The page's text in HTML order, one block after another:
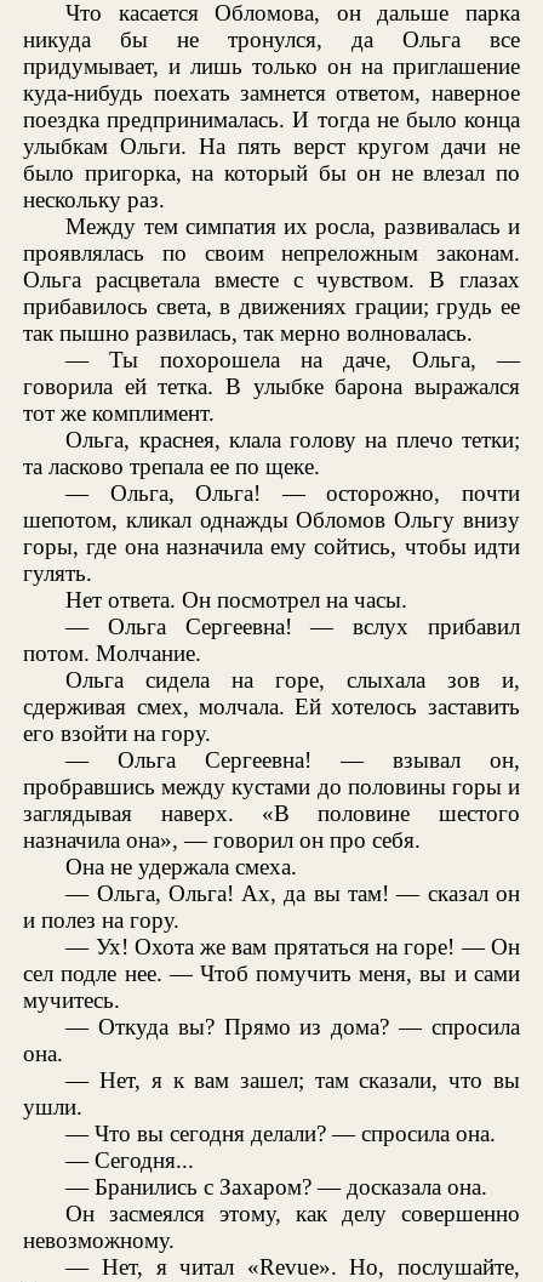
Что касается Обломова, он дальше парка
никуда бы не тронулся, да Ольга все
придумывает, и лишь только он на приглашение
куда-нибудь поехать замнется ответом, наверное
поездка предпринималась. И тогда не было конца
улыбкам Ольги. На пять верст кругом дачи не
было пригорка, на который бы он не влезал по
нескольку раз.
Между тем симпатия их росла, развивалась и
проявлялась по своим непреложным законам.
Ольга расцветала вместе с чувством. В глазах
прибавилось света, в движениях грации; грудь ее
так пышно развилась, так мерно волновалась.
— Ты похорошела на даче, Ольга, —
говорила ей тетка. В улыбке барона выражался
тот же комплимент.
Ольга, краснея, клала голову на плечо тетки;
та ласково трепала ее по щеке.
— Ольга, Ольга! — осторожно, почти
шепотом, кликал однажды Обломов Ольгу внизу
горы, где она назначила ему сойтись, чтобы идти
гулять.
Нет ответа. Он посмотрел на часы.
— Ольга Сергеевна! — вслух прибавил
потом. Молчание.
Ольга сидела на горе, слыхала зов и,
сдерживая смех, молчала. Ей хотелось заставить
его взойти на гору.
— Ольга Сергеевна! — взывал он,
пробравшись между кустами до половины горы и
заглядывая наверх. «В половине шестого
назначила она», — говорил он про себя.
Она не удержала смеха.
— Ольга, Ольга! Ах, да вы там! — сказал он
и полез на гору.
— Ух! Охота же вам прятаться на горе! — Он
сел подле нее. — Чтоб помучить меня, вы и сами
мучитесь.
— Откуда вы? Прямо из дома? — спросила
она.
— Нет, я к вам зашел; там сказали, что вы
ушли.
— Что вы сегодня делали? — спросила она.
— Сегодня...
— Бранились с Захаром? — досказала она.
Он засмеялся этому, как делу совершенно
невозможному.
— Нет, я читал «Revue». Но, послушайте,